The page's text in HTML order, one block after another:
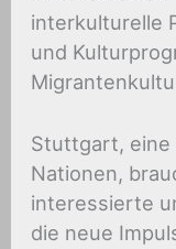
interkulturelle
und
Stuttgart, eine
Nationen,
interessierte
die neue